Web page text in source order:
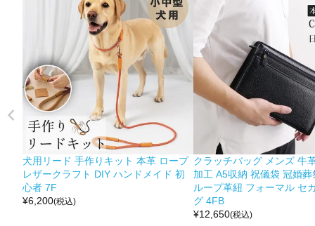
犬用リード 手作りキット 本革 ロープ
レザークラフト DIY ハンドメイド 初
心者 7F
¥6,200(税込)
クラッチバッグ メンズ 牛
加工 A5収納 祝儀袋 冠婚
ループ革紐 フォーマル セ
グ 4FB
¥12,650(税込)